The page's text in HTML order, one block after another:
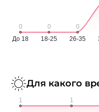
Для какого